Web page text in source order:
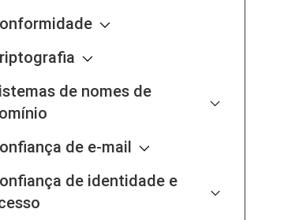
de nomes de
de e-mail
de identidade e